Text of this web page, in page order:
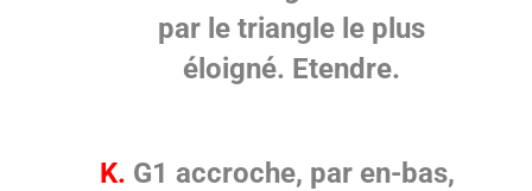
par le triangle le plus
éloigné. Etendre.
K. G1 accroche, par en-bas,